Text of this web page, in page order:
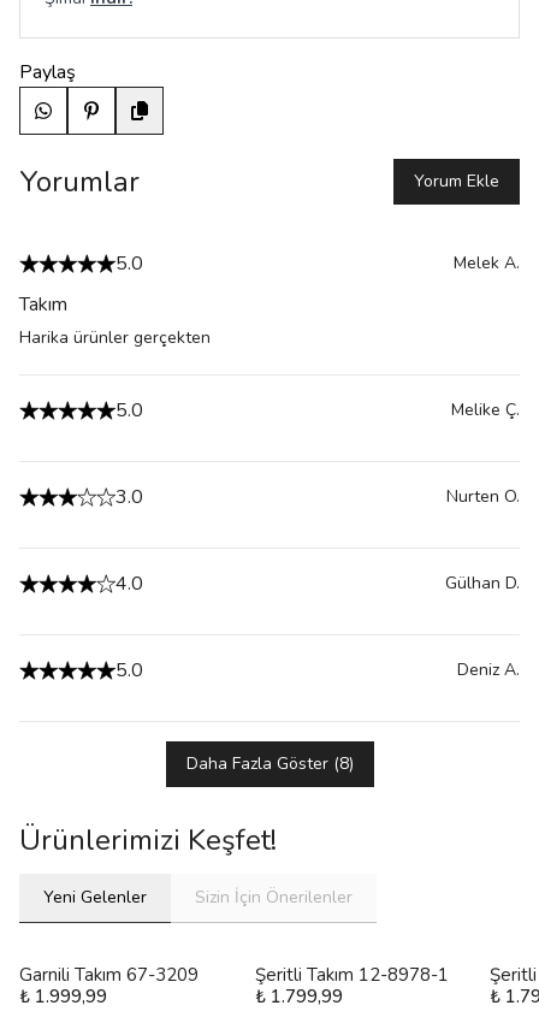
Paylaş
Yorumlar Yorum Ekle
5.0 Melek A.
Takım
Harika ürünler gerçekten
5.0 Melike Ç.
3.0 Nurten O.
4.0 Gülhan D.
5.0 Deniz A.
Daha Fazla Göster(8)
Ürünlerimizi Keşfet!
Yeni Gelenler Sizin İçin Önerilenler
Garnili Takım 67-3209
₺ 1.999,99
Şeritli Takım 12-8978-1
₺ 1.799,99
₺